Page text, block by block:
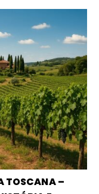
TOSCANA –